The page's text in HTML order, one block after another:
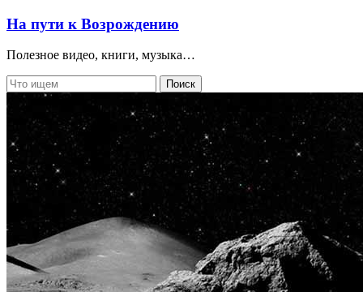
На пути к Возрождению
Полезное видео, книги, музыка…